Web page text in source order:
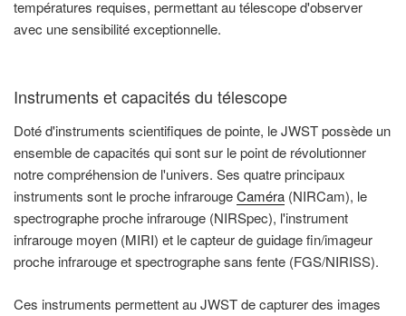
températures requises, permettant au télescope d'observer
avec une sensibilité exceptionnelle.
Instruments et capacités du télescope
Doté d'instruments scientifiques de pointe, le JWST possède un
ensemble de capacités qui sont sur le point de révolutionner
notre compréhension de l'univers. Ses quatre principaux
instruments sont le proche infrarougeCaméra (NIRCam), le
spectrographe proche infrarouge (NIRSpec), l'instrument
infrarouge moyen (MIRI) et le capteur de guidage fin/imageur
proche infrarouge et spectrographe sans fente (FGS/NIRISS).
Ces instruments permettent au JWST de capturer des images